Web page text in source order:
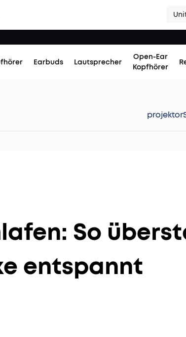
Earbuds Lautsprecher
Open-Ear
Kopfhörer
projektor
So
entspannt